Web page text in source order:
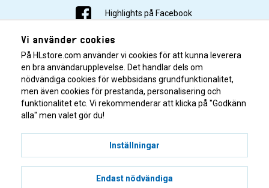
Highlights på Facebook
Highlights på Instagram
Highlights på Youtube
Highlights på Tiktok
© 2001–2026 Highlights/KR Distribution AB.
Vi använder cookies
På HLstore.com använder vi cookies för att kunna leverera
en bra användarupplevelse. Det handlar dels om
nödvändiga cookies för webbsidans grundfunktionalitet,
men även cookies för prestanda, personalisering och
funktionalitet etc. Vi rekommenderar att klicka på "Godkänn
alla" men valet gör du!
Inställningar
Endast nödvändiga